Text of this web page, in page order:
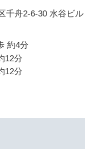
千舟2-6-30 水谷ビル
約4分
12分
12分